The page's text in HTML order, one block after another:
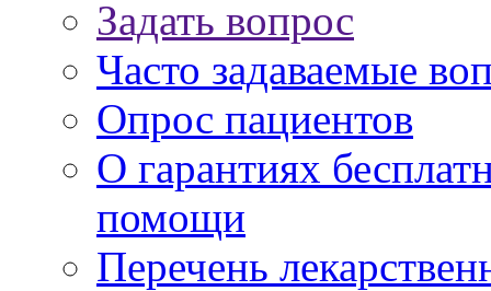
Задать вопрос
Часто задаваемые
Опрос пациентов
О гарантиях
помощи
Перечень